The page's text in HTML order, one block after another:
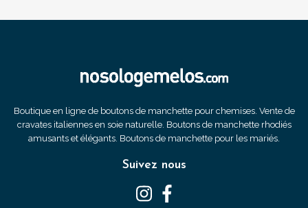
Boutique en ligne de boutons de manchette pour chemises. Vente de
cravates italiennes en soie naturelle. Boutons de manchette rhodiés
amusants et élégants. Boutons de manchette pour les mariés.
Suivez nous